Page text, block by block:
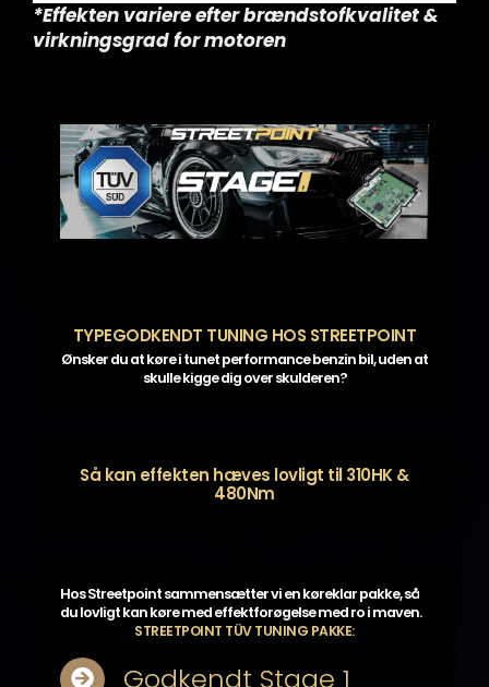
*Effekten variere efter brændstofkvalitet &
virkningsgrad for motoren
TYPEGODKENDT TUNING HOS STREETPOINT
Ønsker du at køre i tunet performance benzin bil, uden at
skulle kigge dig over skulderen?
Så kan effekten hæves lovligt til 310HK &
480Nm
Hos Streetpoint sammensætter vi en køreklar pakke, så
du lovligt kan køre med effektforøgelse med ro i maven.
STREETPOINT TÜV TUNING PAKKE:
Godkendt Stage 1